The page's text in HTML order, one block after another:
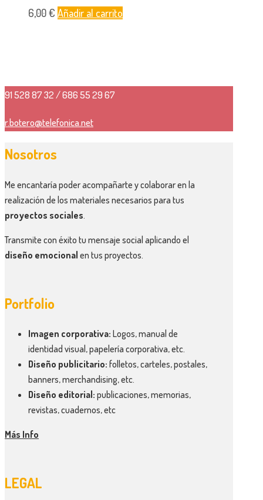
6,00€ Añadir al carrito
91 528 87 32 / 686 55 29 67
r.botero@telefonica.net
Nosotros
Me encantaría poder acompañarte y colaborar en la
realización de los materiales necesarios para tus
proyectos sociales.
Transmite con éxito tu mensaje social aplicando el
diseño emocional en tus proyectos.
Portfolio
Imagen corporativa: Logos, manual de
identidad visual, papelería corporativa, etc.
Diseño publicitario: folletos, carteles, postales,
banners, merchandising, etc.
Diseño editorial: publicaciones, memorias,
revistas, cuadernos, etc
Más Info
LEGAL